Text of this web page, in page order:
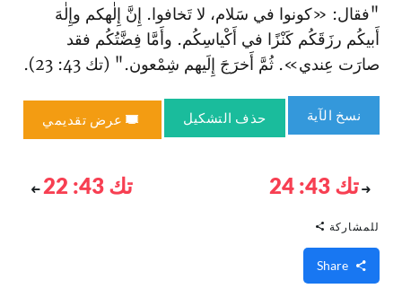
"فقال: «كونوا في سَلام، لا تَخافوا. إِنَّ إِلٰهكم وإِلٰهَ
أَبيكُم رزَقَكُم كَنْزًا في أَكْياسِكُم. وأَمَّا فِضَّتُكُم فقد
صارَت عِندي». ثُمَّ أَخرَجَ إِلَيهم شِمْعون." (تك 43: 23).
نسخ الآية حذف التشكيل عرض تقديمي
تك 43: 24 تك 43: 22
للمشاركة